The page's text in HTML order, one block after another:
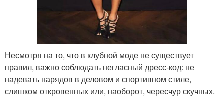
Несмотря на то, что в клубной моде не существует
правил, важно соблюдать негласный дресс-код: не
надевать нарядов в деловом и спортивном стиле,
слишком откровенных или, наоборот, чересчур скучных.